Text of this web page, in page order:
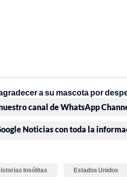
a su mascota por
canal de WhatsApp
Noticias con toda la
Insólitas Estados Unidos